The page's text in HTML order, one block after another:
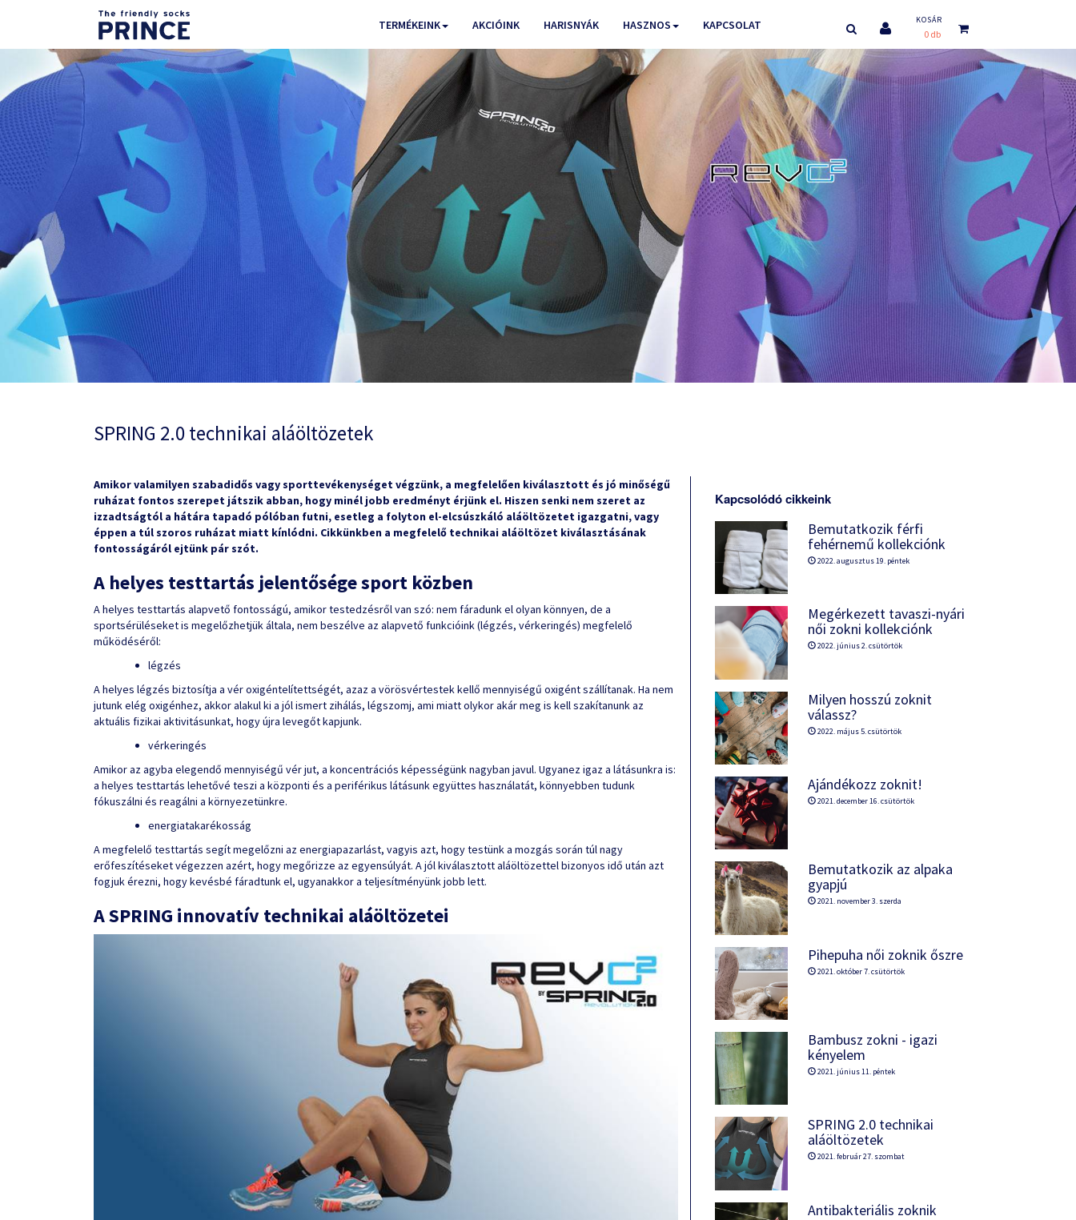
TERMÉKEINK AKCIÓINK HARISNYÁK HASZNOS KAPCSOLAT KOSÁR
0 db
SPRING 2.0 technikai aláöltözetek
Amikor valamilyen szabadidős vagy sporttevékenységet végzünk, a megfelelően kiválasztott és jó minőségű
ruházat fontos szerepet játszik abban, hogy minél jobb eredményt érjünk el. Hiszen senki nem szeret az
izzadtságtól a hátára tapadó pólóban futni, esetleg a folyton el-elcsúszkáló aláöltözetet igazgatni, vagy
éppen a túl szoros ruházat miatt kínlódni. Cikkünkben a megfelelő technikai aláöltözet kiválasztásának
fontosságáról ejtünk pár szót.
A helyes testtartás jelentősége sport közben
A helyes testtartás alapvető fontosságú, amikor testedzésről van szó: nem fáradunk el olyan könnyen, de a
sportsérüléseket is megelőzhetjük általa, nem beszélve az alapvető funkcióink (légzés, vérkeringés) megfelelő
működéséről:
légzés
A helyes légzés biztosítja a vér oxigéntelítettségét, azaz a vörösvértestek kellő mennyiségű oxigént szállítanak. Ha nem
jutunk elég oxigénhez, akkor alakul ki a jól ismert zihálás, légszomj, ami miatt olykor akár meg is kell szakítanunk az
aktuális fizikai aktivitásunkat, hogy újra levegőt kapjunk.
vérkeringés
Amikor az agyba elegendő mennyiségű vér jut, a koncentrációs képességünk nagyban javul. Ugyanez igaz a látásunkra is:
a helyes testtartás lehetővé teszi a központi és a periférikus látásunk együttes használatát, könnyebben tudunk
fókuszálni és reagálni a környezetünkre.
energiatakarékosság
A megfelelő testtartás segít megelőzni az energiapazarlást, vagyis azt, hogy testünk a mozgás során túl nagy
erőfeszítéseket végezzen azért, hogy megőrizze az egyensúlyát. A jól kiválasztott aláöltözettel bizonyos idő után azt
fogjuk érezni, hogy kevésbé fáradtunk el, ugyanakkor a teljesítményünk jobb lett.
A SPRING innovatív technikai aláöltözetei
Kapcsolódó cikkeink
Bemutatkozik férfi
fehérnemű kollekciónk
2022. augusztus 19. péntek
Megérkezett tavaszi-nyári
női zokni kollekciónk
2022. június 2. csütörtök
Milyen hosszú zoknit
válassz?
2022. május 5. csütörtök
Ajándékozz zoknit!
2021. december 16. csütörtök
Bemutatkozik az alpaka
gyapjú
2021. november 3. szerda
Pihepuha női zoknik őszre
2021. október 7. csütörtök
Bambusz zokni - igazi
kényelem
2021. június 11. péntek
SPRING 2.0 technikai
aláöltözetek
2021. február 27. szombat
Antibakteriális zoknik